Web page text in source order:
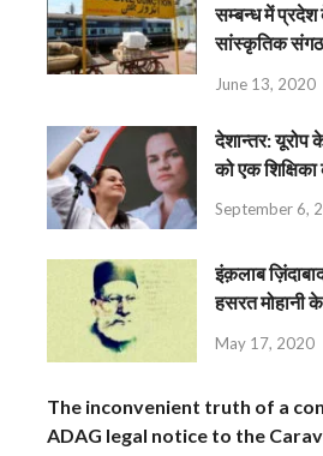
सम्बन्ध में
सांस्कृतिक
June 13, 2020
देशान्‍तर: यूरोप
को एक
September 6,
इंक़लाब
हसरत मोहानी के
May 17, 2020
The inconvenient truth of a
ADAG legal notice to the